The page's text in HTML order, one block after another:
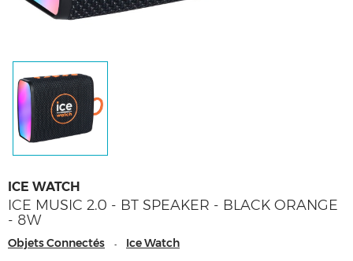
ICE WATCH
ICE MUSIC 2.0 - BT SPEAKER - BLACK ORANGE
- 8W
Objets Connectés - Ice Watch